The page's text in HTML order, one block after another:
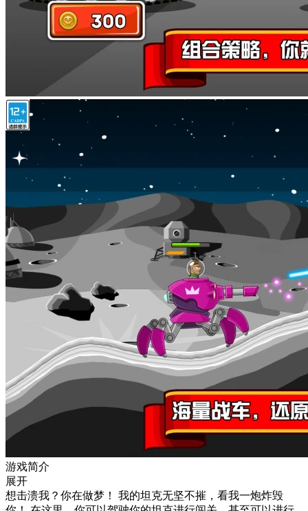
游戏简介
展开
想击溃我？你在做梦！ 我的坦克无坚不摧，看我一炮炸毁